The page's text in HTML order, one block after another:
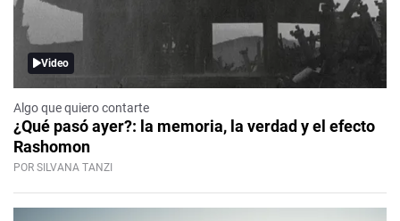
Video
Algo que quiero contarte
¿Qué pasó ayer?: la memoria, la verdad y el efecto
Rashomon
POR SILVANA TANZI